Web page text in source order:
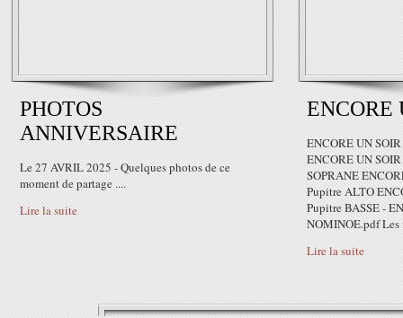
PHOTOS
ANNIVERSAIRE
Le 27 AVRIL 2025 - Quelques photos de ce
moment de partage ....
Lire la suite
ENCORE
ENCORE UN
ENCORE UN
SOPRANE
Pupitre ALTO
Pupitre BASSE -
NOMINOE.pdf Les
Lire la suite